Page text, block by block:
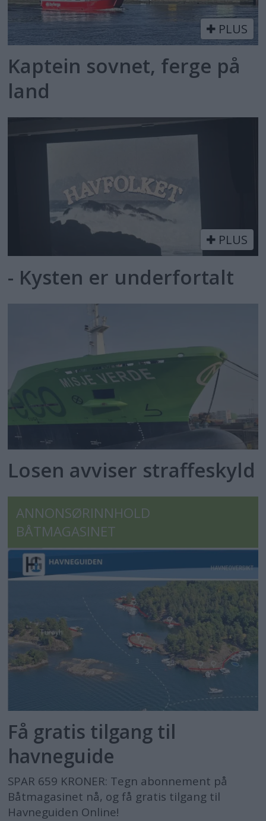
PLUS
Kaptein sovnet, ferge på
land
PLUS
- Kysten er underfortalt
Losen avviser straffeskyld
ANNONSØRINNHOLD
BÅTMAGASINET
Få gratis tilgang til
havneguide
SPAR 659 KRONER: Tegn abonnement på
Båtmagasinet nå, og få gratis tilgang til
Havneguiden Online!